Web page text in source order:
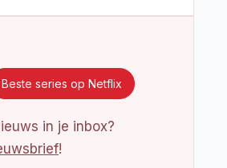
Beste series op Netflix
in je inbox?
!